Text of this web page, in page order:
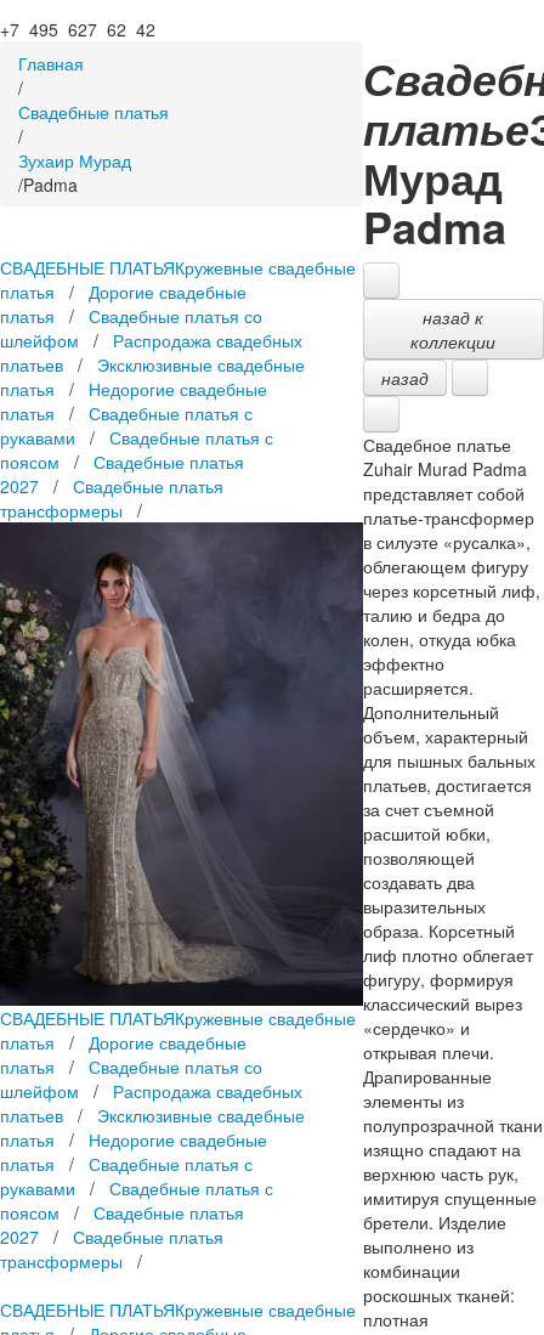
+7 495 627 62 42
Главная
/
Свадебные платья
/
Зухаир Мурад
/Padma
СВАДЕБНЫЕ ПЛАТЬЯКружевные свадебные
платья / Дорогие свадебные
платья / Свадебные платья со
шлейфом / Распродажа свадебных
платьев / Эксклюзивные свадебные
платья / Недорогие свадебные
платья / Свадебные платья с
рукавами / Свадебные платья с
поясом / Свадебные платья
2027 / Свадебные платья
трансформеры /
СВАДЕБНЫЕ ПЛАТЬЯКружевные свадебные
платья / Дорогие свадебные
платья / Свадебные платья со
шлейфом / Распродажа свадебных
платьев / Эксклюзивные свадебные
платья / Недорогие свадебные
платья / Свадебные платья с
рукавами / Свадебные платья с
поясом / Свадебные платья
2027 / Свадебные платья
трансформеры /
СВАДЕБНЫЕ ПЛАТЬЯКружевные свадебные
платье
Мурад
Padma
назад к
коллекции
назад
Свадебное платье
Zuhair Murad Padma
представляет собой
платье-трансформер
в силуэте «русалка»,
облегающем фигуру
через корсетный лиф,
талию и бедра до
колен, откуда юбка
эффектно
расширяется.
Дополнительный
объем, характерный
для пышных бальных
платьев, достигается
за счет съемной
расшитой юбки,
позволяющей
создавать два
выразительных
образа. Корсетный
лиф плотно облегает
фигуру, формируя
классический вырез
«сердечко» и
открывая плечи.
Драпированные
элементы из
полупрозрачной ткани
изящно спадают на
верхнюю часть рук,
имитируя спущенные
бретели. Изделие
выполнено из
комбинации
роскошных тканей:
плотная